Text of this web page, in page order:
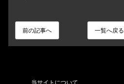
一覧へ戻る
前の記事へ
当サイトについて